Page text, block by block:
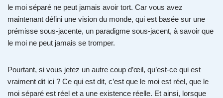
le moi séparé ne peut jamais avoir tort. Car vous avez
maintenant défini une vision du monde, qui est basée sur une
prémisse sous-jacente, un paradigme sous-jacent, à savoir que
le moi ne peut jamais se tromper.
Pourtant, si vous jetez un autre coup d’œil, qu’est-ce qui est
vraiment dit ici ? Ce qui est dit, c’est que le moi est réel, que le
moi séparé est réel et a une existence réelle. Et ainsi, lorsque